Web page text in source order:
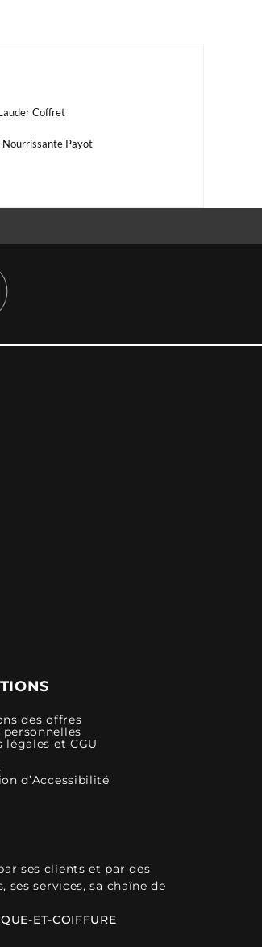
Coffret
Nourrissante Payot
des offres
personnelles
légales et CGU
d’Accessibilité
ses clients et par des
ses services, sa chaîne de